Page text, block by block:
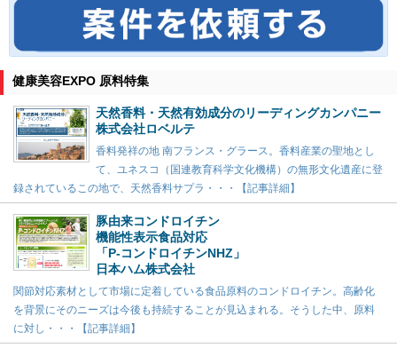
健康美容EXPO 原料特集
天然香料・天然有効成分のリーディングカンパニー
株式会社ロベルテ
香料発祥の地 南フランス・グラース。香料産業の聖地とし
て、ユネスコ（国連教育科学文化機構）の無形文化遺産に登
録されているこの地で、天然香料サプラ・・・【記事詳細】
豚由来コンドロイチン
機能性表示食品対応
「P-コンドロイチンNHZ」
日本ハム株式会社
関節対応素材として市場に定着している食品原料のコンドロイチン。高齢化
を背景にそのニーズは今後も持続することが見込まれる。そうした中、原料
に対し・・・【記事詳細】